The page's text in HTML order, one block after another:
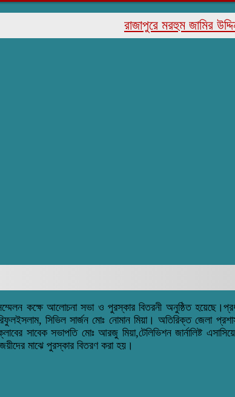
রাজাপুরে মরহুম জামির উদ্দিন
কক্ষে আলোচনা সভা ও পুরস্কার বিতরনী অনুষ্ঠিত
সিভিল সার্জন মোঃ নোমান মিয়া। অতিরিক্ত জেলা
সাবেক সভাপতি মোঃ আরজু মিয়া,টেলিভিশন জার্নালিষ্ট
মাঝে পুরস্কার বিতরণ করা হয়।